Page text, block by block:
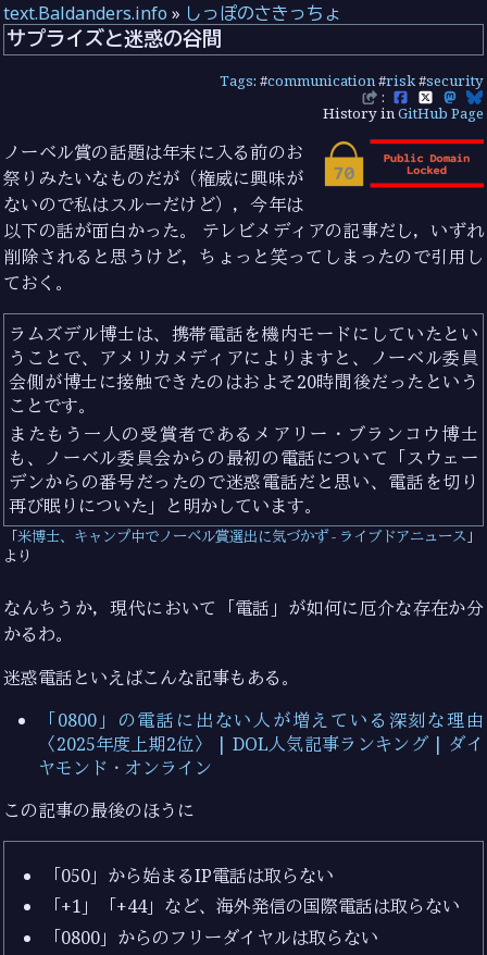
text.Baldanders.info » しっぽのさきっちょ
サプライズと迷惑の谷間
Tags: #communication#risk#security
:
History inGitHub Page
ノーベル賞の話題は年末に入る前のお
祭りみたいなものだが（権威に興味が
ないので私はスルーだけど），今年は
以下の話が面白かった。 テレビメディアの記事だし，いずれ
削除されると思うけど，ちょっと笑ってしまったので引用し
ておく。
ラムズデル博士は、携帯電話を機内モードにしていたとい
うことで、アメリカメディアによりますと、ノーベル委員
会側が博士に接触できたのはおよそ20時間後だったという
ことです。
またもう一人の受賞者であるメアリー・ブランコウ博士
も、ノーベル委員会からの最初の電話について「スウェー
デンからの番号だったので迷惑電話だと思い、電話を切り
再び眠りについた」と明かしています。
米博士、キャンプ中でノーベル賞選出に気づかず - ライブドアニュース
より
なんちうか，現代において「電話」が如何に厄介な存在か分
かるわ。
迷惑電話といえばこんな記事もある。
「0800」の電話に出ない人が増えている深刻な理由
〈2025年度上期2位〉 | DOL人気記事ランキング | ダイ
ヤモンド・オンライン
この記事の最後のほうに
「050」から始まるIP電話は取らない
「+1」「+44」など、海外発信の国際電話は取らない
「0800」からのフリーダイヤルは取らない